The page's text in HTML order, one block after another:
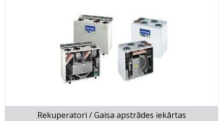
Rekuperatori / Gaisa apstrādes iekārtas